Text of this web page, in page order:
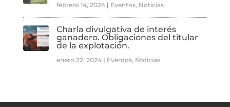
febrero 14, 2024| Eventos, Noticias
Charla divulgativa de interés
ganadero. Obligaciones del titular
de la explotación.
enero 22, 2024| Eventos, Noticias